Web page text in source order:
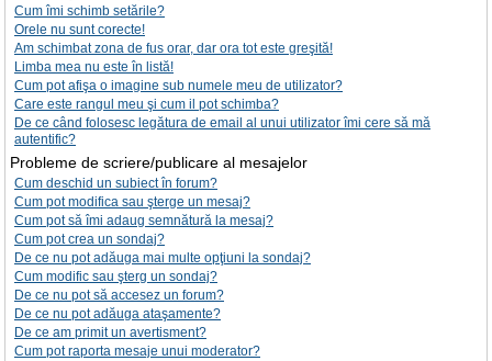
Cum îmi schimb setările?
Orele nu sunt corecte!
Am schimbat zona de fus orar, dar ora tot este greşită!
Limba mea nu este în listă!
Cum pot afişa o imagine sub numele meu de utilizator?
Care este rangul meu şi cum il pot schimba?
De ce când folosesc legătura de email al unui utilizator îmi cere să mă
autentific?
Probleme de scriere/publicare al mesajelor
Cum deschid un subiect în forum?
Cum pot modifica sau şterge un mesaj?
Cum pot să îmi adaug semnătură la mesaj?
Cum pot crea un sondaj?
De ce nu pot adăuga mai multe opţiuni la sondaj?
Cum modific sau şterg un sondaj?
De ce nu pot să accesez un forum?
De ce nu pot adăuga ataşamente?
De ce am primit un avertisment?
Cum pot raporta mesaje unui moderator?